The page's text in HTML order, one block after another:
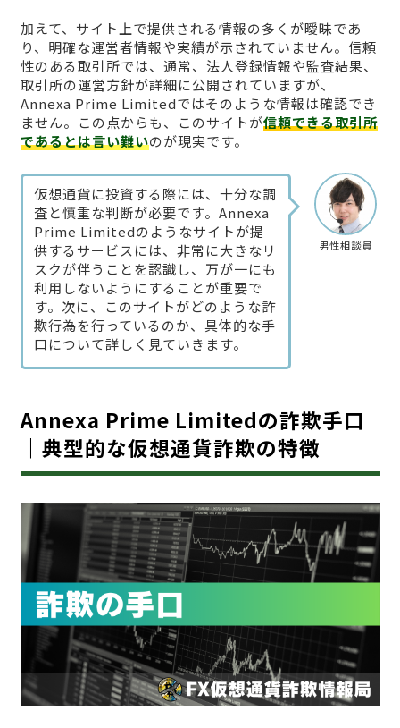
加えて、サイト上で提供される情報の多くが曖昧であ
り、明確な運営者情報や実績が示されていません。信頼
性のある取引所では、通常、法人登録情報や監査結果、
取引所の運営方針が詳細に公開されていますが、
Annexa Prime Limitedではそのような情報は確認でき
ません。この点からも、このサイトが信頼できる取引所
であるとは言い難いのが現実です。
男性相談員
仮想通貨に投資する際には、十分な調
査と慎重な判断が必要です。Annexa
Prime Limitedのようなサイトが提
供するサービスには、非常に大きなリ
スクが伴うことを認識し、万が一にも
利用しないようにすることが重要で
す。次に、このサイトがどのような詐
欺行為を行っているのか、具体的な手
口について詳しく見ていきます。
Annexa Prime Limitedの詐欺手口
｜典型的な仮想通貨詐欺の特徴